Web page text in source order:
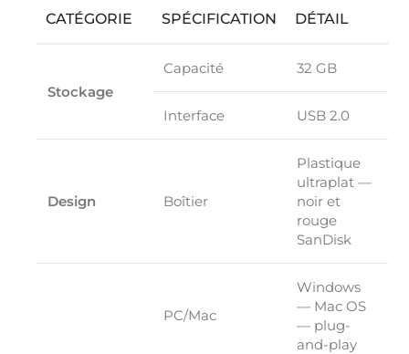
CATÉGORIE SPÉCIFICATION DÉTAIL
Stockage
Capacité 32 GB
Interface USB 2.0
Design Boîtier
Plastique
ultraplat —
noir et
rouge
SanDisk
PC/Mac
Windows
— Mac OS
— plug-
and-play